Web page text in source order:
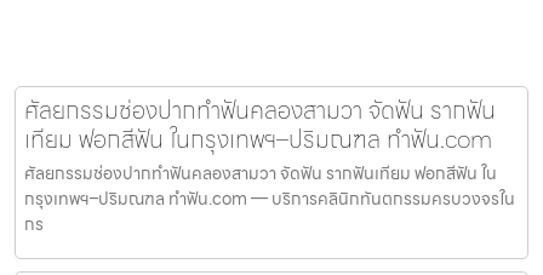
ศัลยกรรมช่องปากทำฟันคลองสามวา จัดฟัน รากฟัน
เทียม ฟอกสีฟัน ในกรุงเทพฯ–ปริมณฑล ทำฟัน.com
ศัลยกรรมช่องปากทำฟันคลองสามวา จัดฟัน รากฟันเทียม ฟอกสีฟัน ใน
กรุงเทพฯ–ปริมณฑล ทำฟัน.com — บริการคลินิกทันตกรรมครบวงจรใน
กร